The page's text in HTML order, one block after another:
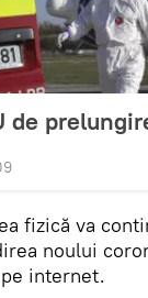
de
fizică va
noului
internet.